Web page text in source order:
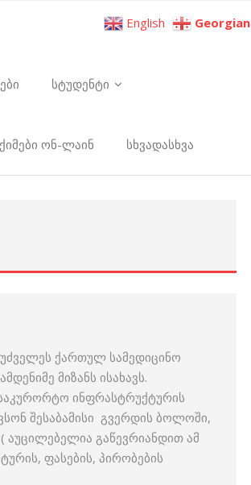
სტუდენტი
ონ-ლაინ სხვადასხვა
ქართულ სამედიცინო
მიზანს ისახავს.
ინფრასტრუქტურის
შესაბამისი გვერდის ბოლოში,
აუცილებელია გაწევრიანდით ამ
ფასების, პირობების
English Georgian